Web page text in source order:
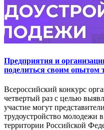
Предприятия и
поделиться своим опытом
Всероссийский конкурс
четвертый раз с целью
участие могут
трудоустройство молодежи
территории Российской